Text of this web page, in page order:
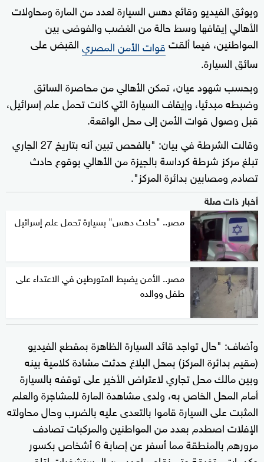
ويوثق الفيديو وقائع دهس السيارة لعدد من المارة ومحاولات
الأهالي إيقافها وسط حالة من الغضب والفوضى بين
المواطنين، فيما ألقتقوات الأمن المصريالقبض على
سائق السيارة.
وبحسب شهود عيان، تمكن الأهالي من محاصرة السائق
وضبطه مبدئيا، وإيقاف السيارة التي كانت تحمل علم إسرائيل،
قبل وصول قوات الأمن إلى محل الواقعة.
وقالت الشرطة في بيان: "بالفحص تبين أنه بتاريخ 27 الجاري
تبلغ مركز شرطة كرداسة بالجيزة من الأهالي بوقوع حادث
تصادم ومصابين بدائرة المركز".
أخبار ذات صلة
مصر.. "حادث دهس" بسيارة تحمل علم إسرائيل
مصر.. الأمن يضبط المتورطين في الاعتداء على
طفل ووالده
وأضاف: "حال تواجد قائد السيارة الظاهرة بمقطع الفيديو
(مقيم بدائرة المركز) بمحل البلاغ حدثت مشادة كلامية بينه
وبين مالك محل تجاري لاعتراض الأخير على توقفه بالسيارة
أمام المحل الخاص به، ولدى مشاهدة المارة للمشاجرة والعلم
المثبت على السيارة قاموا بالتعدى عليه بالضرب وحال محاولته
الإفلات اصطدم بعدد من المواطنين والمركبات تصادف
مرورهم بالمنطقة مما أسفر عن إصابة 6 أشخاص بكسور